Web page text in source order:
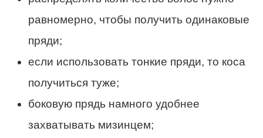
равномерно, чтобы получить одинаковые
пряди;
если использовать тонкие пряди, то коса
получиться туже;
боковую прядь намного удобнее
захватывать мизинцем;